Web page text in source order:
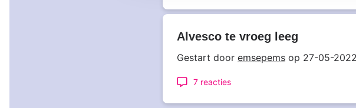
Alvesco te vroeg leeg
Gestart door emsepems op 27-05-
7 reacties